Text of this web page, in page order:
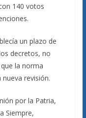
140 votos
un plazo de
decretos, no
la norma
revisión.
por la Patria,
Siempre,